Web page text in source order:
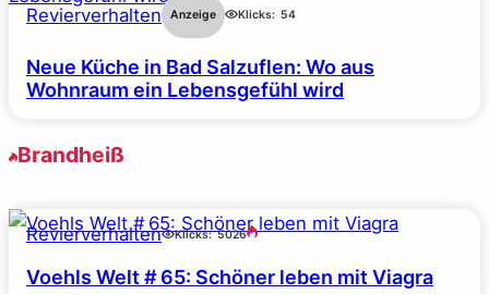
Revierverhalten Anzeige Klicks: 54
Neue Küche in Bad Salzuflen: Wo aus
Wohnraum ein Lebensgefühl wird
Brandheiß
Revierverhalten Klicks: 5026
Voehls Welt # 65: Schöner leben mit Viagra